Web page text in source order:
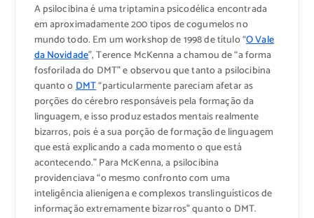
A psilocibina é uma triptamina psicodélica encontrada
em aproximadamente 200 tipos de cogumelos no
mundo todo. Em um workshop de 1998 de título “O Vale
da Novidade”, Terence McKenna a chamou de “a forma
fosforilada do DMT” e observou que tanto a psilocibina
quanto oDMT“particularmente pareciam afetar as
porções do cérebro responsáveis pela formação da
linguagem, e isso produz estados mentais realmente
bizarros, pois é a sua porção de formação de linguagem
que está explicando a cada momento o que está
acontecendo.” Para McKenna, a psilocibina
providenciava “o mesmo confronto com uma
inteligência alienígena e complexos translinguísticos de
informação extremamente bizarros” quanto o DMT.